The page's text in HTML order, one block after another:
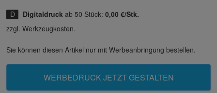
Digitaldruck ab 50 Stück:0,00 €/Stk.
zzgl. Werkzeugkosten.
Sie können diesen Artikel nur mit Werbeanbringung bestellen.
WERBEDRUCK JETZT GESTALTEN